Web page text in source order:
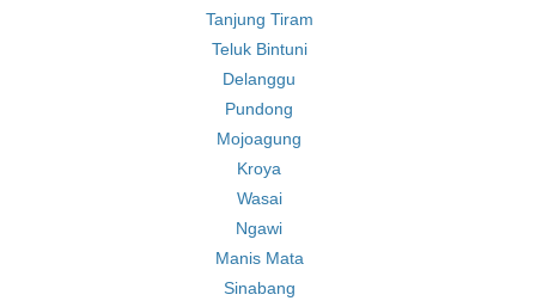
Tanjung Tiram
Teluk Bintuni
Delanggu
Pundong
Mojoagung
Kroya
Wasai
Ngawi
Manis Mata
Sinabang